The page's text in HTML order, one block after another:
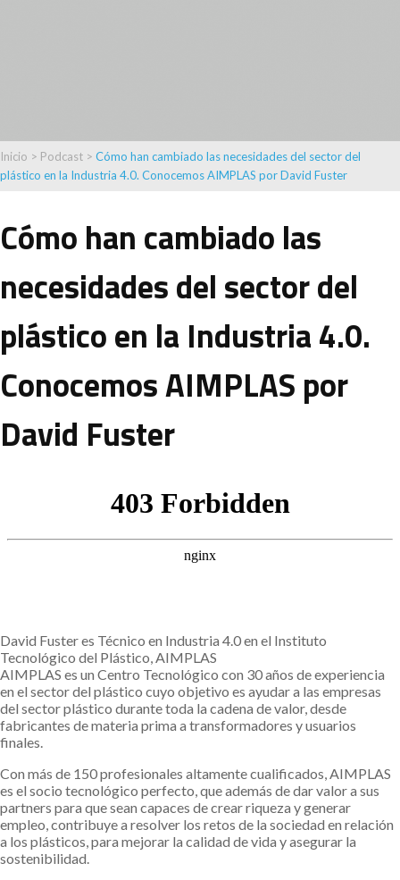
Inicio > Podcast > Cómo han cambiado las necesidades del sector del
plástico en la Industria 4.0. Conocemos AIMPLAS por David Fuster
Cómo han cambiado las
necesidades del sector del
plástico en la Industria 4.0.
Conocemos AIMPLAS por
David Fuster
David Fuster es Técnico en Industria 4.0 en el Instituto
Tecnológico del Plástico, AIMPLAS
AIMPLAS es un Centro Tecnológico con 30 años de experiencia
en el sector del plástico cuyo objetivo es ayudar a las empresas
del sector plástico durante toda la cadena de valor, desde
fabricantes de materia prima a transformadores y usuarios
finales.
Con más de 150 profesionales altamente cualificados, AIMPLAS
es el socio tecnológico perfecto, que además de dar valor a sus
partners para que sean capaces de crear riqueza y generar
empleo, contribuye a resolver los retos de la sociedad en relación
a los plásticos, para mejorar la calidad de vida y asegurar la
sostenibilidad.